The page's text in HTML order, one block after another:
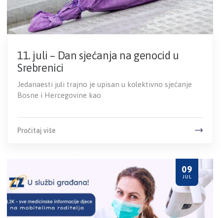
11. juli – Dan sjećanja na genocid u
Srebrenici
Jedanaesti juli trajno je upisan u kolektivno sjećanje
Bosne i Hercegovine kao
Pročitaj više
09
JUL